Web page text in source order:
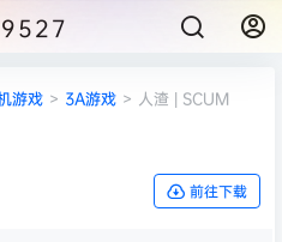
9527
游戏 > 3A游戏 > 人渣 | SCUM
前往下载